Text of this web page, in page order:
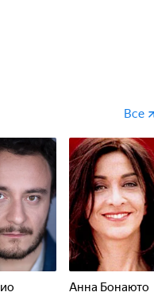
Все
Анна Бонаюто